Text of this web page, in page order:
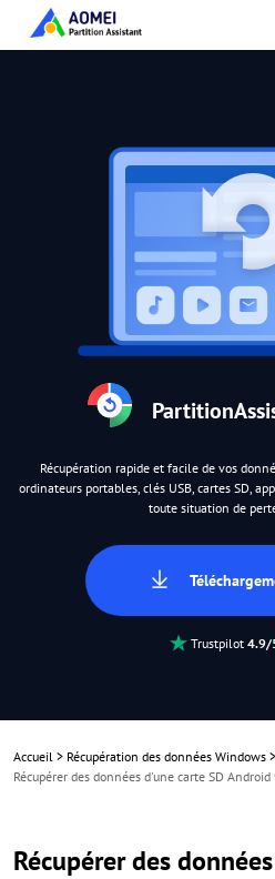
Récupération rapide et facile de vos
ordinateurs portables, clés USB, cartes SD,
toute situation de
Trustpilot 4.9/
Accueil > Récupération des données Windows >
Récupérer des données d'une carte SD
Récupérer des